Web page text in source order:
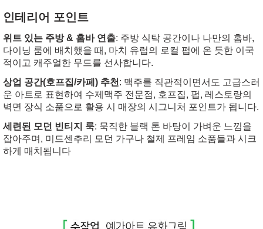
인테리어 포인트
위트 있는 주방 & 홈바 연출: 주방 식탁 공간이나 나만의 홈바,
다이닝 룸에 배치했을 때, 마치 유럽의 로컬 펍에 온 듯한 이국
적이고 캐주얼한 무드를 선사합니다.
상업 공간(호프집/카페) 추천 : 맥주를 직관적이면서도 고급스러
운 아트로 표현하여 수제맥주 전문점, 호프집, 펍, 레스토랑의
벽면 장식 소품으로 활용 시 매장의 시그니처 포인트가 됩니다.
세련된 모던 빈티지 룩: 묵직한 블랙 톤 바탕이 가벼운 느낌을
잡아주며, 미드센추리 모던 가구나 철제 프레임 소품들과 시크
하게 매치됩니다